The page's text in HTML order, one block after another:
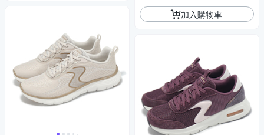
加入購物車